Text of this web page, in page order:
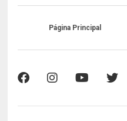
Página Principal